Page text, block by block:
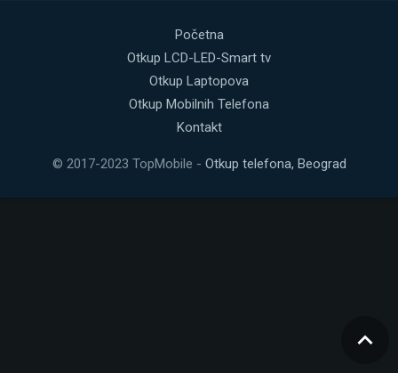
Početna
Otkup LCD-LED-Smart tv
Otkup Laptopova
Otkup Mobilnih Telefona
Kontakt
© 2017-2023 TopMobile - Otkup telefona, Beograd